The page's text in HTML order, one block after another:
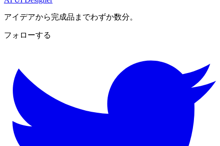
アイデアから完成品までわずか数分。
フォローする